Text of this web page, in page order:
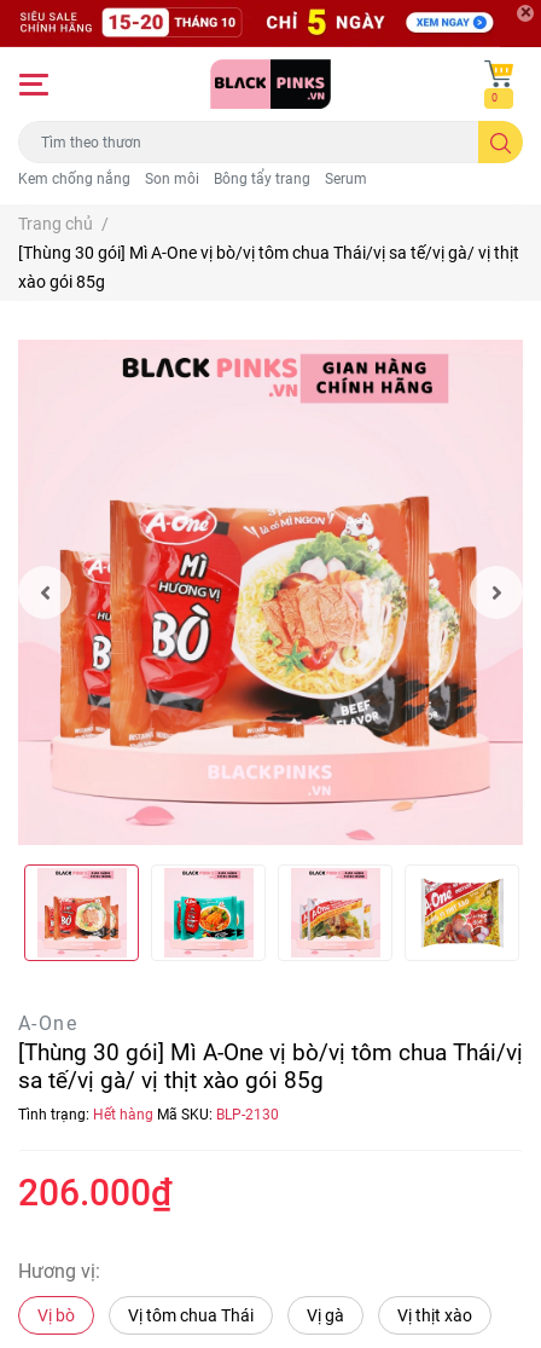
Kem chống nắng Son môi Bông tẩy trang Serum
0
Trang chủ /
[Thùng 30 gói] Mì A-One vị bò/vị tôm chua Thái/vị sa tế/vị gà/ vị thịt
xào gói 85g
A-One
[Thùng 30 gói] Mì A-One vị bò/vị tôm chua Thái/vị
sa tế/vị gà/ vị thịt xào gói 85g
Tình trạng: Hết hàng Mã SKU: BLP-2130
206.000₫
Hương vị:
Vị bò Vị tôm chua Thái Vị gà Vị thịt xào